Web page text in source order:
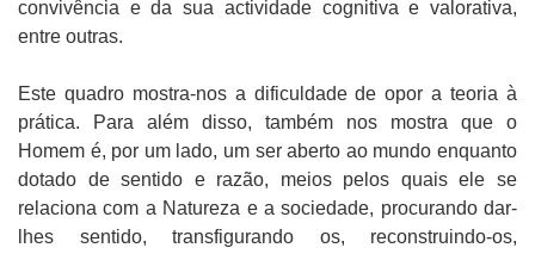
convivência e da sua actividade cognitiva e valorativa,
entre outras.
Este quadro mostra-nos a dificuldade de opor a teoria à
prática. Para além disso, também nos mostra que o
Homem é, por um lado, um ser aberto ao mundo enquanto
dotado de sentido e razão, meios pelos quais ele se
relaciona com a Natureza e a sociedade, procurando dar-
lhes sentido, transfigurando os, reconstruindo-os,